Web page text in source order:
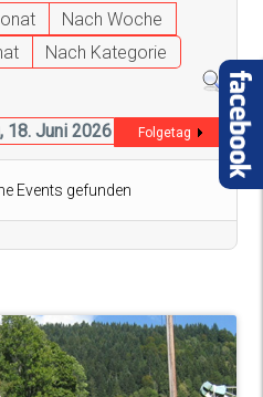
Nach Woche
Nach Kategorie
18. Juni 2026 Folgetag
Events gefunden